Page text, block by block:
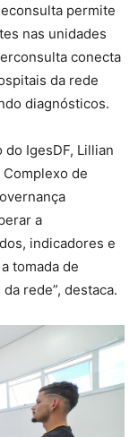
permite
nas unidades
conecta
da rede
diagnósticos.
IgesDF, Lillian
de
a
indicadores e
tomada de
rede”, destaca.